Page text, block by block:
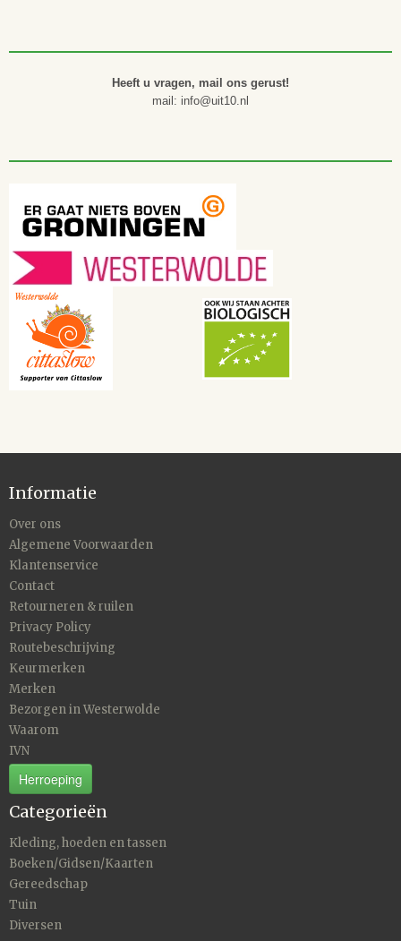
Heeft u vragen, mail ons gerust!
mail: info@uit10.nl
Informatie
Over ons
Algemene Voorwaarden
Klantenservice
Contact
Retourneren & ruilen
Privacy Policy
Routebeschrijving
Keurmerken
Merken
Bezorgen in Westerwolde
Waarom
IVN
Herroeping
Categorieën
Kleding, hoeden en tassen
Boeken/Gidsen/Kaarten
Gereedschap
Tuin
Diversen